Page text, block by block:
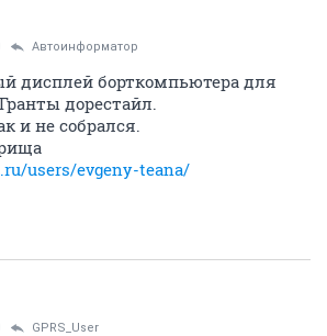
Автоинформатор
дисплей борткомпьютера для
дорестайл.
и не собрался.
users/evgeny-teana/
GPRS_User